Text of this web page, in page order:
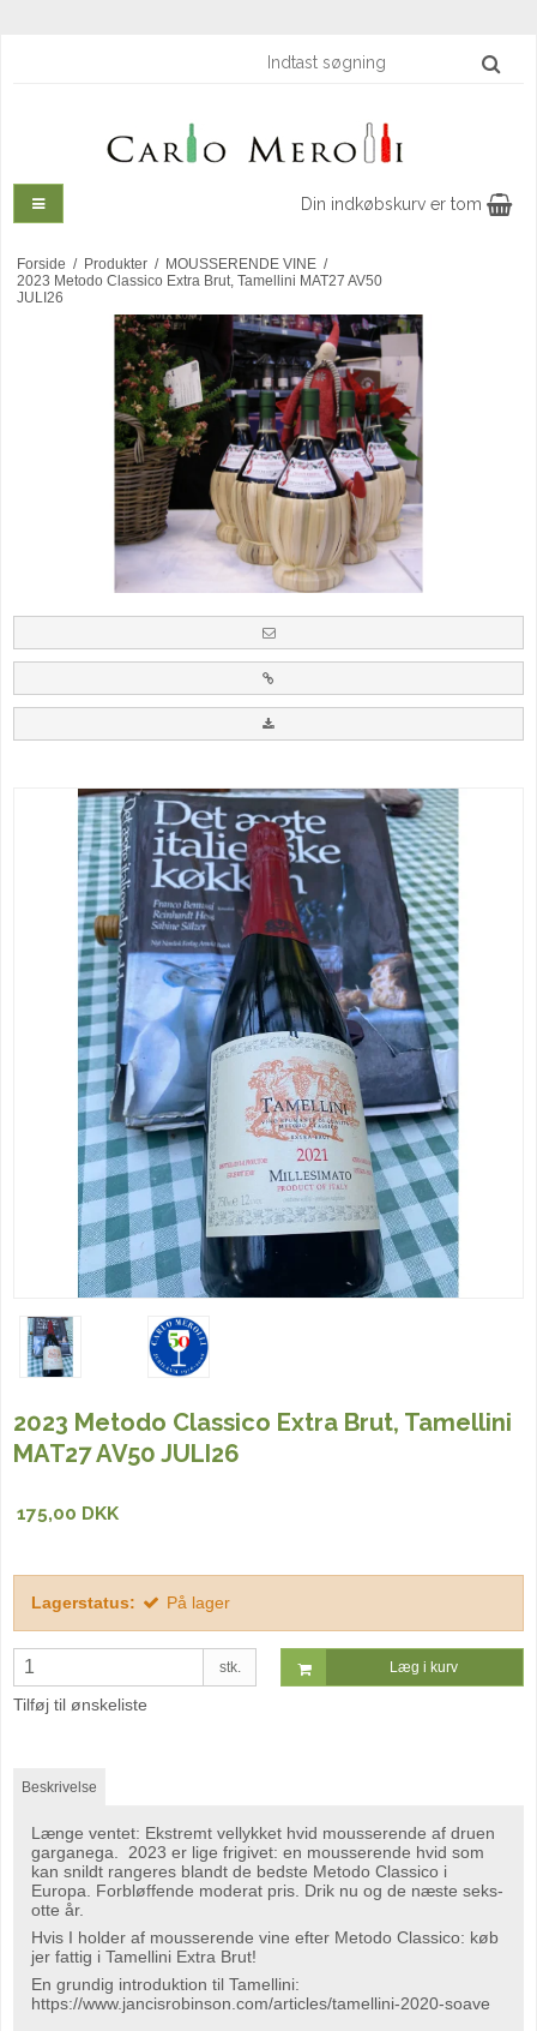
Din indkøbskurv er tom
Forside / Produkter / MOUSSERENDE VINE /
2023 Metodo Classico Extra Brut, Tamellini MAT27 AV50
JULI26
2023 Metodo Classico Extra Brut, Tamellini
MAT27 AV50 JULI26
175,00 DKK
Lagerstatus: På lager
stk. Læg i kurv
Tilføj til ønskeliste
Beskrivelse
Længe ventet: Ekstremt vellykket hvid mousserende af druen
garganega. 2023 er lige frigivet: en mousserende hvid som
kan snildt rangeres blandt de bedste Metodo Classico i
Europa. Forbløffende moderat pris. Drik nu og de næste seks-
otte år.
Hvis I holder af mousserende vine efter Metodo Classico: køb
jer fattig i Tamellini Extra Brut!
En grundig introduktion til Tamellini:
https://www.jancisrobinson.com/articles/tamellini-2020-soave